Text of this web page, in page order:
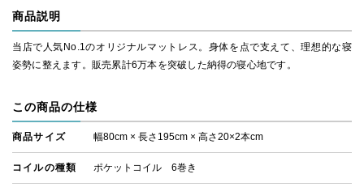
商品説明
当店で人気No.1のオリジナルマットレス。身体を点で支えて、理想的な寝
姿勢に整えます。販売累計6万本を突破した納得の寝心地です。
この商品の仕様
商品サイズ 幅80cm × 長さ195cm × 高さ20×2本cm
コイルの種類 ポケットコイル 6巻き